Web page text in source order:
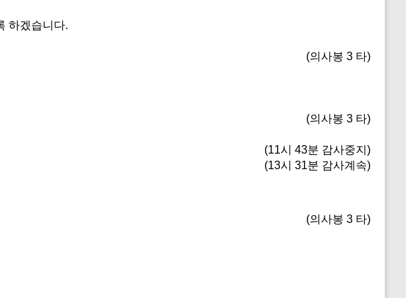
하겠습니다.
(의사봉 3 타)
(의사봉 3 타)
(11시 43분 감사중지)
(13시 31분 감사계속)
(의사봉 3 타)